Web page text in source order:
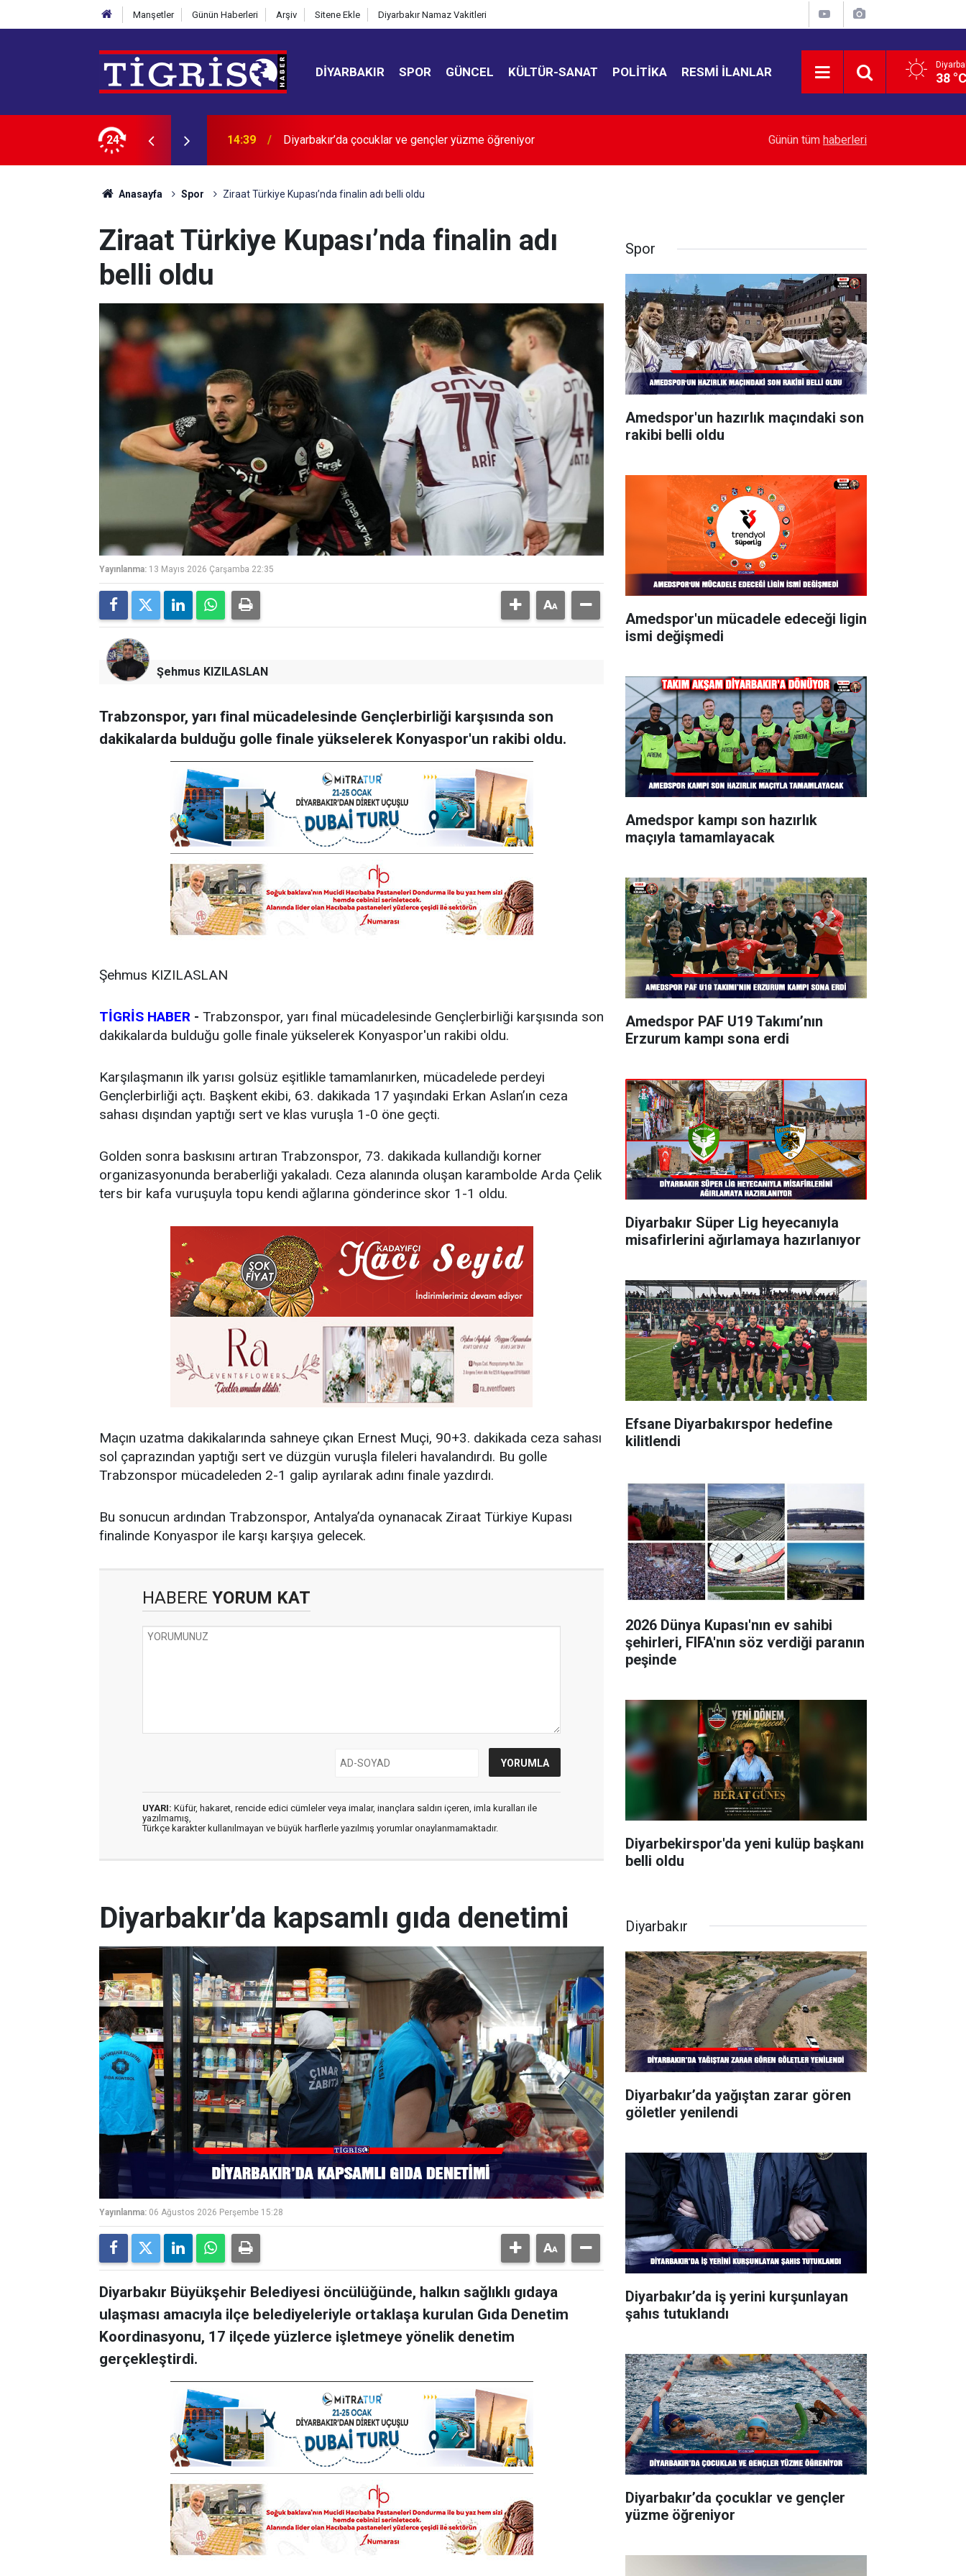
Manşetler Günün Haberleri Arşiv Sitene Ekle Diyarbakır Namaz Vakitleri
DIYARBAKIR SPOR GÜNCEL KÜLTÜR-SANAT POLITIKA RESMI İLANLAR 38
24 14:15 Dicle Baraj Gölü’ne yaklaşanlar SMS'le uyarılıyor Kaya: Şimdi demokratikleşme ve kalkınma
Günün tüm haberleri
Anasayfa Spor Ziraat Türkiye Kupası’nda finalin adı belli oldu
Ziraat Türkiye Kupası’nda finalin adı
belli oldu
Yayınlanma: 13 Mayıs 2026 Çarşamba 22:35
Şehmus KIZILASLAN
Trabzonspor, yarı final mücadelesinde Gençlerbirliği karşısında son
dakikalarda bulduğu golle finale yükselerek Konyaspor'un rakibi oldu.
Şehmus KIZILASLAN
TİGRİS HABER - Trabzonspor, yarı final mücadelesinde Gençlerbirliği karşısında son
dakikalarda bulduğu golle finale yükselerek Konyaspor'un rakibi oldu.
Karşılaşmanın ilk yarısı golsüz eşitlikle tamamlanırken, mücadelede perdeyi
Gençlerbirliği açtı. Başkent ekibi, 63. dakikada 17 yaşındaki Erkan Aslan’ın ceza
sahası dışından yaptığı sert ve klas vuruşla 1-0 öne geçti.
Golden sonra baskısını artıran Trabzonspor, 73. dakikada kullandığı korner
organizasyonunda beraberliği yakaladı. Ceza alanında oluşan karambolde Arda Çelik
ters bir kafa vuruşuyla topu kendi ağlarına gönderince skor 1-1 oldu.
Maçın uzatma dakikalarında sahneye çıkan Ernest Muçi, 90+3. dakikada ceza sahası
sol çaprazından yaptığı sert ve düzgün vuruşla fileleri havalandırdı. Bu golle
Trabzonspor mücadeleden 2-1 galip ayrılarak adını finale yazdırdı.
Bu sonucun ardından Trabzonspor, Antalya’da oynanacak Ziraat Türkiye Kupası
finalinde Konyaspor ile karşı karşıya gelecek.
HABERE YORUM KAT
UYARI: Küfür, hakaret, rencide edici cümleler veya imalar, inançlara saldırı içeren, imla kuralları ile
yazılmamış,
Türkçe karakter kullanılmayan ve büyük harflerle yazılmış yorumlar onaylanmamaktadır.
Spor
Amedspor'un hazırlık maçındaki son
rakibi belli oldu
Amedspor'un mücadele edeceği ligin
ismi değişmedi
Amedspor kampı son hazırlık
maçıyla tamamlayacak
Amedspor PAF U19 Takımı’nın
Erzurum kampı sona erdi
Diyarbakır Süper Lig heyecanıyla
misafirlerini ağırlamaya hazırlanıyor
Efsane Diyarbakırspor hedefine
kilitlendi
2026 Dünya Kupası'nın ev sahibi
şehirleri, FIFA'nın söz verdiği paranın
peşinde
Diyarbekirspor'da yeni kulüp başkanı
belli oldu
Diyarbakır’da kapsamlı gıda denetimi
Yayınlanma: 06 Ağustos 2026 Perşembe 15:28
Diyarbakır Büyükşehir Belediyesi öncülüğünde, halkın sağlıklı gıdaya
ulaşması amacıyla ilçe belediyeleriyle ortaklaşa kurulan Gıda Denetim
Koordinasyonu, 17 ilçede yüzlerce işletmeye yönelik denetim
gerçekleştirdi.
Diyarbakır
Diyarbakır’da yağıştan zarar gören
göletler yenilendi
Diyarbakır’da iş yerini kurşunlayan
şahıs tutuklandı
Diyarbakır’da çocuklar ve gençler
yüzme öğreniyor